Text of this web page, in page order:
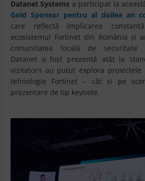
Datanet Systems a participat la
Gold Sponsor pentru al doilea an
care reflectă implicarea
ecosistemul Fortinet din România și
comunitatea locală de securitate
Datanet a fost prezentă atât la
vizitatorii au putut explora proiectele
tehnologie Fortinet – cât și pe
prezentare de tip keynote.